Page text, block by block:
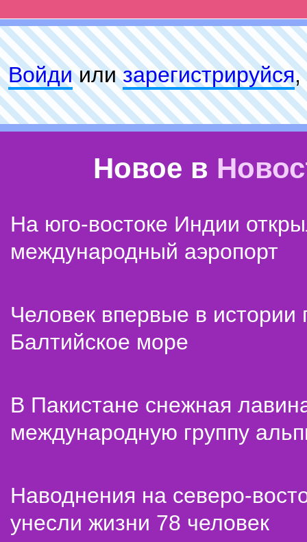
Войдиилизарeгиcтpируйся,
Новое в
На юго-востоке Индии
международный аэропорт
Человек впервые в истории
Балтийское море
В Пакистане снежная
международную группу
Наводнения на северо-
унесли жизни 78 человек